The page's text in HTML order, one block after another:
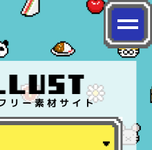
リー素材サイト